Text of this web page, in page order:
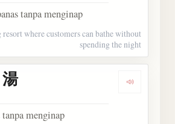
tanpa menginap
where customers can bathe without
spending the night
menginap